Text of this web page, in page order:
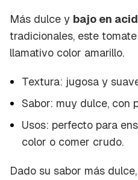
Más dulce y bajo en
tradicionales, este
llamativo color amarillo.
Textura: jugosa y
Sabor: muy dulce, con
Usos: perfecto para
color o comer crudo.
Dado su sabor más